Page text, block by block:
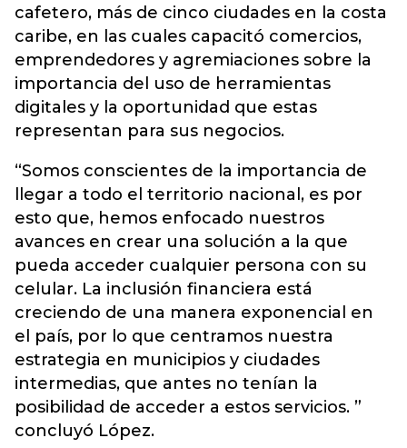
cafetero, más de cinco ciudades en la costa
caribe, en las cuales capacitó comercios,
emprendedores y agremiaciones sobre la
importancia del uso de herramientas
digitales y la oportunidad que estas
representan para sus negocios.
“Somos conscientes de la importancia de
llegar a todo el territorio nacional, es por
esto que, hemos enfocado nuestros
avances en crear una solución a la que
pueda acceder cualquier persona con su
celular. La inclusión financiera está
creciendo de una manera exponencial en
el país, por lo que centramos nuestra
estrategia en municipios y ciudades
intermedias, que antes no tenían la
posibilidad de acceder a estos servicios. ”
concluyó López.